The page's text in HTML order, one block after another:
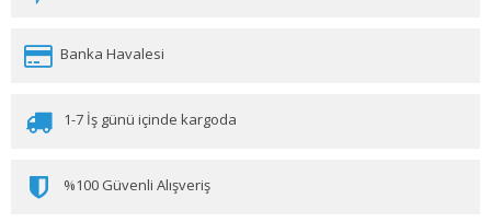
Banka Havalesi
1-7 İş günü içinde kargoda
%100 Güvenli Alışveriş